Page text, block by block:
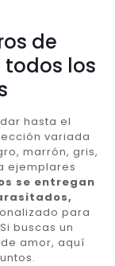
de
todos los
hasta el
variada
marrón, gris,
ejemplares
se entregan
para
buscas un
amor, aquí